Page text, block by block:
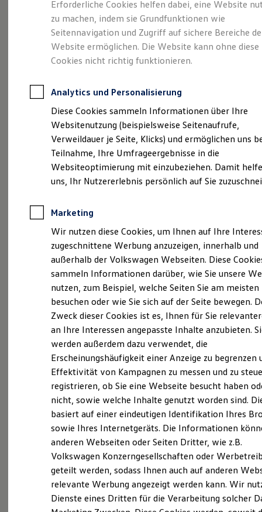
Leasing
Leasing-Angebote
Gebrauchtwagen Leasing
Junge Gebrauchtwagen-Leasing
Elektroauto Leasing
Kleinwagen-Leasing
Leasing ohne Anzahlung
Autokredit mit Schlussrate
Versicherungen und Garantien
Kfz-Versicherung
Restschuldversicherungen
Garantien
Wartungsverträge
Geschäftskunden
Professional Class bei Volkswagen
Großkunden
Behörden
Anpfiff zum Gewinn
Elektroautos
ID. Tutorials
Elektrofahrzeugkonzepte
Reichweite
Reichweite der ID. Modelle
Reichweite im Winter
Laden
Laden unterwegs
Laden Zuhause
Ladezeitensimulator
Batterie
Sicherheit
Garantie und Lebensdauer
Nachhaltigkeit
Technologie
Kosten und Kauf
Verbrauchskosten
Kaufoptionen
E-Auto-Förderung
Software und Konnektivität
Die ID. Software 6
ID. Software Versionen und Updates
Digitale Extras
Schnittstellen zu Ihrem ID.
Kompakt.
Charismatisch. Coupé.
Der Taigo.
Impressum & Rechtliches
Probefahrt vereinbaren
Fahrzeugangebot anfordern
Servicetermin buchen
Serviceanfrage stellen
Erforderliche Cookies helfen dabei, eine Website
zu machen, indem sie Grundfunktionen wie
Seitennavigation und Zugriff auf sichere Bereiche
Website ermöglichen. Die Website kann ohne diese
Cookies nicht richtig funktionieren.
Analytics und Personalisierung
Diese Cookies sammeln Informationen über Ihre
Websitenutzung (beispielsweise Seitenaufrufe,
Verweildauer je Seite, Klicks) und ermöglichen uns
Teilnahme, Ihre Umfrageergebnisse in die
Websiteoptimierung mit einzubeziehen. Damit
uns, Ihr Nutzererlebnis persönlich auf Sie
Marketing
Wir nutzen diese Cookies, um Ihnen auf Ihre
zugeschnittene Werbung anzuzeigen, innerhalb und
außerhalb der Volkswagen Webseiten. Diese
sammeln Informationen darüber, wie Sie unsere
nutzen, zum Beispiel, welche Seiten Sie am meisten
besuchen oder wie Sie sich auf der Seite bewegen.
Zweck dieser Cookies ist es, Ihnen für Sie
an Ihre Interessen angepasste Inhalte anzubieten.
werden außerdem dazu verwendet, die
Erscheinungshäufigkeit einer Anzeige zu begrenzen
Effektivität von Kampagnen zu messen und zu
registrieren, ob Sie eine Webseite besucht haben
nicht, sowie welche Inhalte genutzt worden sind.
basiert auf einer eindeutigen Identifikation Ihres
sowie Ihres Internetgeräts. Die Informationen
anderen Webseiten oder Seiten Dritter, wie z.B.
Volkswagen Konzerngesellschaften oder
geteilt werden, sodass Ihnen auch auf anderen
relevante Werbung angezeigt werden kann. Wir
Dienste eines Dritten für die Verarbeitung solcher